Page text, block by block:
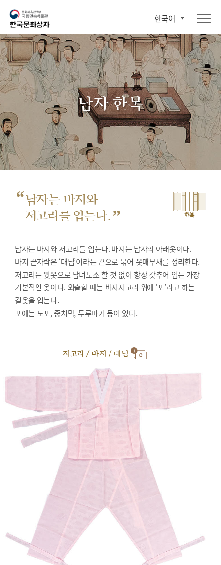
한국어
남자 한복
“남자는 바지와
저고리를 입는다. ” 한복
남자는 바지와 저고리를 입는다. 바지는 남자의 아래옷이다.
바지 끝자락은 ‘대님’이라는 끈으로 묶어 옷매무새를 정리한다.
저고리는 윗옷으로 남녀노소 할 것 없이 항상 갖추어 입는 가장
기본적인 옷이다. 외출할 때는 바지저고리 위에 ‘포’라고 하는
겉옷을 입는다.
포에는 도포, 중치막, 두루마기 등이 있다.
저고리 / 바지 / 대님